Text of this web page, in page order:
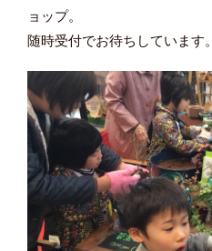
ョップ。
随時受付でお待ちしています。